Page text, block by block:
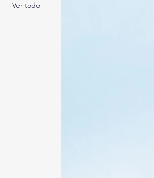
Ver todo